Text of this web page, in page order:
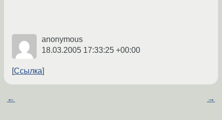
anonymous
18.03.2005 17:33:25 +00:00
Ссылка
← →